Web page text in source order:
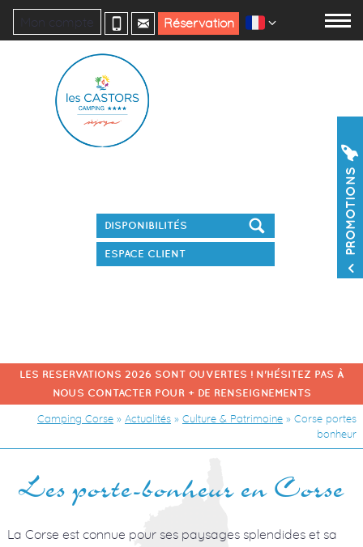
Mon compte Réservation
PROMOTIONS
LES RESERVATIONS 2026 SONT OUVERTES ! N'HÉSITEZ PAS À
NOUS CONTACTER POUR + DE RENSEIGNEMENTS
Réservez votre séjour
ESPACE CLIENT
Camping Corse » Actualités » Culture & Patrimoine » Corse portes
bonheur
Les porte-bonheur en Corse
La Corse est connue pour ses paysages splendides et sa